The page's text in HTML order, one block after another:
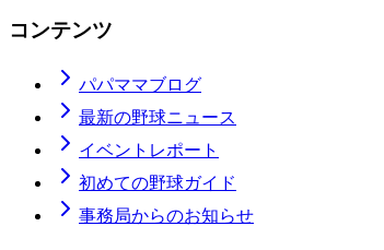
コンテンツ
パパママブログ
最新の野球ニュース
イベントレポート
初めての野球ガイド
事務局からのお知らせ